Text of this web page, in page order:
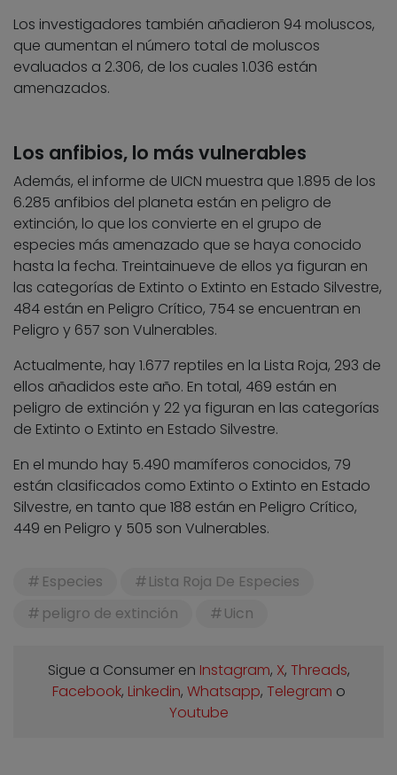
Los investigadores también añadieron 94 moluscos,
que aumentan el número total de moluscos
evaluados a 2.306, de los cuales 1.036 están
amenazados.
Los anfibios, lo más vulnerables
Además, el informe de UICN muestra que 1.895 de los
6.285 anfibios del planeta están en peligro de
extinción, lo que los convierte en el grupo de
especies más amenazado que se haya conocido
hasta la fecha. Treintainueve de ellos ya figuran en
las categorías de Extinto o Extinto en Estado Silvestre,
484 están en Peligro Crítico, 754 se encuentran en
Peligro y 657 son Vulnerables.
Actualmente, hay 1.677 reptiles en la Lista Roja, 293 de
ellos añadidos este año. En total, 469 están en
peligro de extinción y 22 ya figuran en las categorías
de Extinto o Extinto en Estado Silvestre.
En el mundo hay 5.490 mamíferos conocidos, 79
están clasificados como Extinto o Extinto en Estado
Silvestre, en tanto que 188 están en Peligro Crítico,
449 en Peligro y 505 son Vulnerables.
Especies
Lista Roja De Especies
peligro de extinción
Uicn
Sigue a Consumer en Instagram, X, Threads,
Facebook, Linkedin, Whatsapp, Telegram o
Youtube